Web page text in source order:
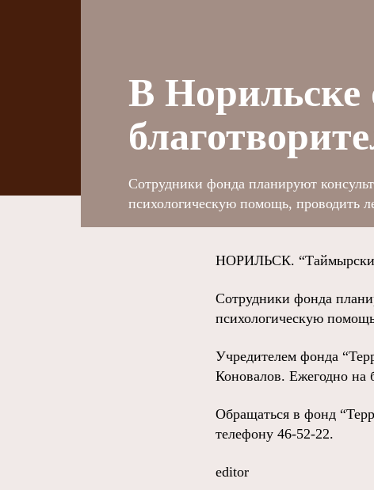
В
Сотрудники фонда планируют
психологическую помощь, проводить
НОРИЛЬСК. “Таймырский
Сотрудники фонда
психологическую
Учредителем фонда
Коновалов. Ежегодно на
Обращаться в фонд
телефону 46-52-22.
editor